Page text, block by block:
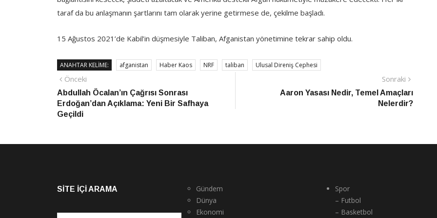
taraf da bu anlaşmanın şartlarını tam olarak yerine getirmese de, çekilme başladı.
15 Ağustos 2021’de Kabil’in düşmesiyle Taliban, Afganistan yönetimine tekrar sahip oldu.
ANAHTAR KELIME: afganistan Haber Kaos NRF taliban Ulusal Direniş Cephesi
Yazı
gezinmesi
Önceki
haber
Abdullah Öcalan’ın Çağrısı Sonrası
Erdoğan’dan Açıklama: Yeni Bir Safhaya
Geçildi
Sonraki
Haber
Aaron Yasası Nedir, Temel Amaçları
Nelerdir?
SITE İÇI ARAMA
Gündem
Dünya
Ekonomi
Spor
– Futbol
– Basketbol